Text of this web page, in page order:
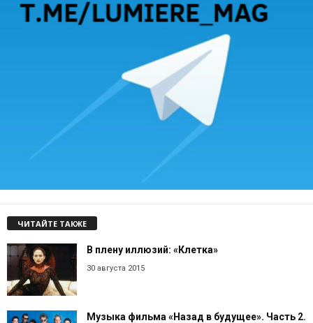
ЧИТАЙТЕ ТАКЖЕ
В плену иллюзий: «Клетка»
30 августа 2015
Музыка фильма «Назад в будущее». Часть 2.